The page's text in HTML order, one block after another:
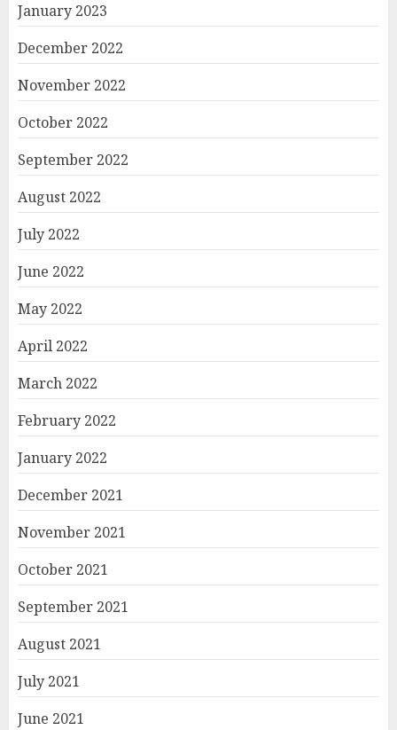
January 2023
December 2022
November 2022
October 2022
September 2022
August 2022
July 2022
June 2022
May 2022
April 2022
March 2022
February 2022
January 2022
December 2021
November 2021
October 2021
September 2021
August 2021
July 2021
June 2021